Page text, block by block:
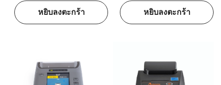
หยิบลงตะกร้า หยิบลงตะกร้า